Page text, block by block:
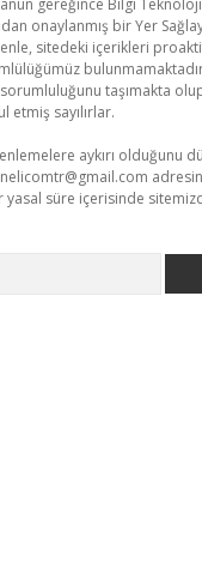
gereğince Bilgi
onaylanmış bir Yer
sitedeki içerikleri
taşımakta
etmiş sayılırlar.
aykırı olduğunu
süre içerisinde